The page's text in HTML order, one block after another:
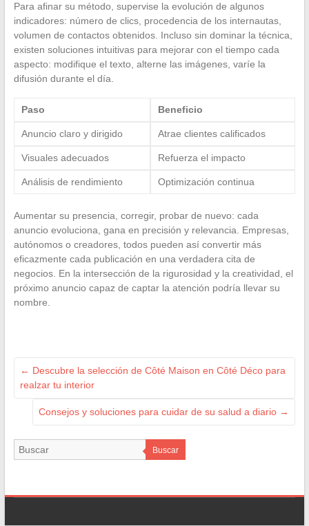
Para afinar su método, supervise la evolución de algunos
indicadores: número de clics, procedencia de los internautas,
volumen de contactos obtenidos. Incluso sin dominar la técnica,
existen soluciones intuitivas para mejorar con el tiempo cada
aspecto: modifique el texto, alterne las imágenes, varíe la
difusión durante el día.
Paso Beneficio
Anuncio claro y dirigido Atrae clientes calificados
Visuales adecuados Refuerza el impacto
Análisis de rendimiento Optimización continua
Aumentar su presencia, corregir, probar de nuevo: cada
anuncio evoluciona, gana en precisión y relevancia. Empresas,
autónomos o creadores, todos pueden así convertir más
eficazmente cada publicación en una verdadera cita de
negocios. En la intersección de la rigurosidad y la creatividad, el
próximo anuncio capaz de captar la atención podría llevar su
nombre.
← Descubre la selección de Côté Maison en Côté Déco para
realzar tu interior
Consejos y soluciones para cuidar de su salud a diario →
Buscar